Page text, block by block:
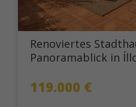
Renoviertes
Panoramablick in
119.000 €